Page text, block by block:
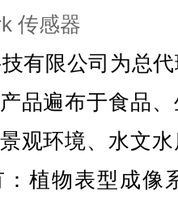
传感器
有限公司为总
品遍布于食品
观环境、水文
植物表型成像